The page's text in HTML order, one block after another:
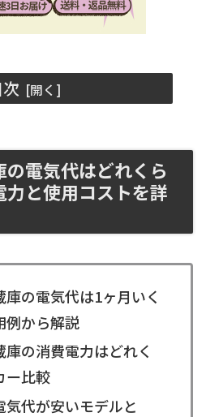
電気代はどれくら
力と使用コストを詳
の電気代は1ヶ月いく
例から解説
の消費電力はどれく
ー比較
気代が安いモデルと